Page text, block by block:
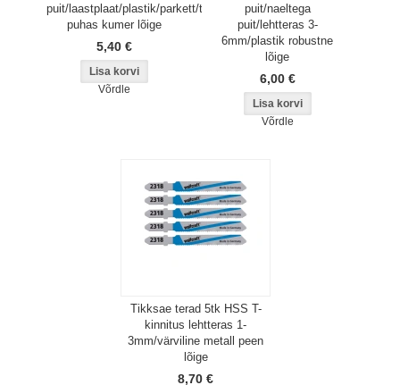
puit/laastplaat/plastik/parkett/tööpind
puhas kumer lõige
5,40 €
Võrdle
puit/naeltega
puit/lehtteras 3-
6mm/plastik robustne
lõige
6,00 €
Võrdle
Tikksae terad 5tk HSS T-
kinnitus lehtteras 1-
3mm/värviline metall peen
lõige
8,70 €